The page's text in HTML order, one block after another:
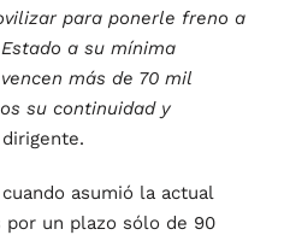
para ponerle freno a
a su mínima
más de 70 mil
su continuidad y
asumió la actual
un plazo sólo de 90